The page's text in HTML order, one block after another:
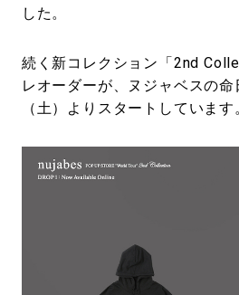
した。
続く新コレクション「2nd
レオーダーが、ヌジャベスの
（土）よりスタートしています